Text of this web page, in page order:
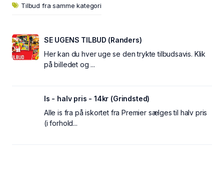
Tilbud fra samme kategori
SE UGENS TILBUD (Randers)
Her kan du hver uge se den trykte tilbudsavis. Klik
på billedet og ...
Is - halv pris - 14kr (Grindsted)
Alle is fra på iskortet fra Premier sælges til halv pris
(i forhold...